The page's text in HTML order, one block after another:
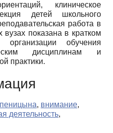
клиническое
детей школьного
работа в
вузах показана в кратком
обучения
дисциплинам и
практики.
, внимание,
деятельность,